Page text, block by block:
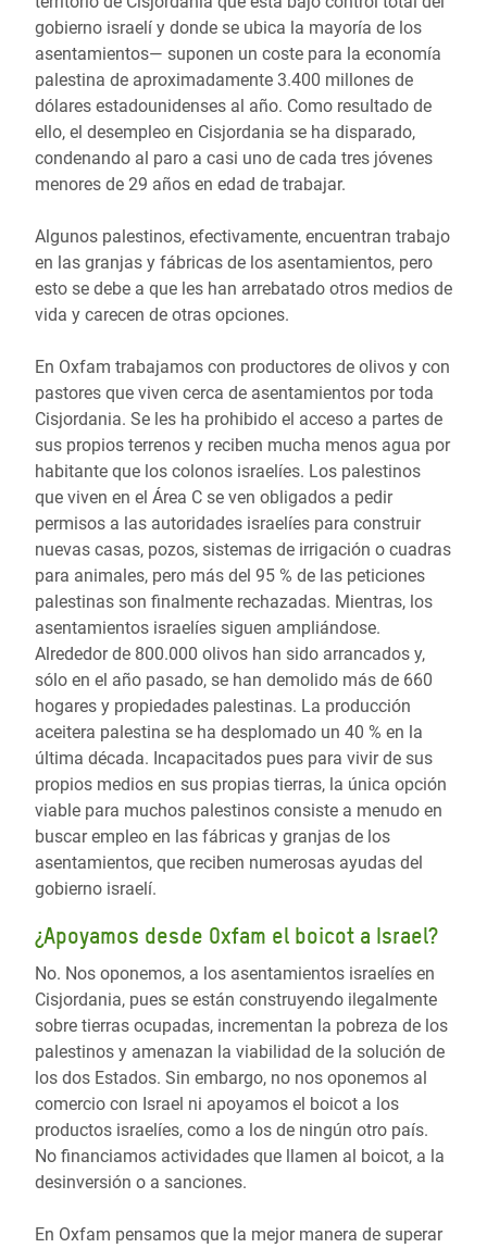
gobierno israelí y donde se ubica la mayoría de los
asentamientos― suponen un coste para la economía
palestina de aproximadamente 3.400 millones de
dólares estadounidenses al año. Como resultado de
ello, el desempleo en Cisjordania se ha disparado,
condenando al paro a casi uno de cada tres jóvenes
menores de 29 años en edad de trabajar.
Algunos palestinos, efectivamente, encuentran trabajo
en las granjas y fábricas de los asentamientos, pero
esto se debe a que les han arrebatado otros medios de
vida y carecen de otras opciones.
En Oxfam trabajamos con productores de olivos y con
pastores que viven cerca de asentamientos por toda
Cisjordania. Se les ha prohibido el acceso a partes de
sus propios terrenos y reciben mucha menos agua por
habitante que los colonos israelíes. Los palestinos
que viven en el Área C se ven obligados a pedir
permisos a las autoridades israelíes para construir
nuevas casas, pozos, sistemas de irrigación o cuadras
para animales, pero más del 95 % de las peticiones
palestinas son finalmente rechazadas. Mientras, los
asentamientos israelíes siguen ampliándose.
Alrededor de 800.000 olivos han sido arrancados y,
sólo en el año pasado, se han demolido más de 660
hogares y propiedades palestinas. La producción
aceitera palestina se ha desplomado un 40 % en la
última década. Incapacitados pues para vivir de sus
propios medios en sus propias tierras, la única opción
viable para muchos palestinos consiste a menudo en
buscar empleo en las fábricas y granjas de los
asentamientos, que reciben numerosas ayudas del
gobierno israelí.
¿Apoyamos desde Oxfam el boicot a Israel?
No. Nos oponemos, a los asentamientos israelíes en
Cisjordania, pues se están construyendo ilegalmente
sobre tierras ocupadas, incrementan la pobreza de los
palestinos y amenazan la viabilidad de la solución de
los dos Estados. Sin embargo, no nos oponemos al
comercio con Israel ni apoyamos el boicot a los
productos israelíes, como a los de ningún otro país.
No financiamos actividades que llamen al boicot, a la
desinversión o a sanciones.
En Oxfam pensamos que la mejor manera de superar